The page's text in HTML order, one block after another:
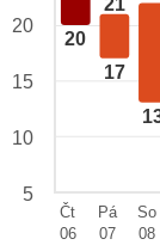
20
21
17
20
15
10
5
Čt
06
Pá
07
So
08